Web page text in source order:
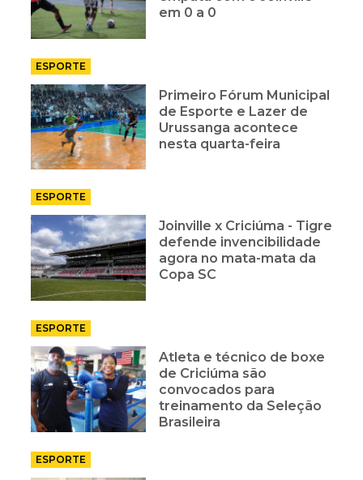
em 0 a 0
ESPORTE
Primeiro Fórum Municipal
de Esporte e Lazer de
Urussanga acontece
nesta quarta-feira
ESPORTE
Joinville x Criciúma - Tigre
defende invencibilidade
agora no mata-mata da
Copa SC
ESPORTE
Atleta e técnico de boxe
de Criciúma são
convocados para
treinamento da Seleção
Brasileira
ESPORTE